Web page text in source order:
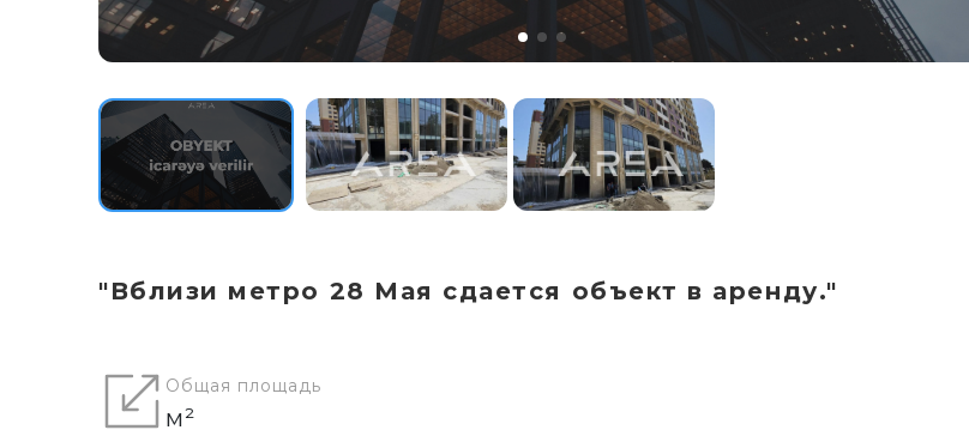
"Вблизи метро 28 Мая сдается объект в аренду."
Общая площадь
м²